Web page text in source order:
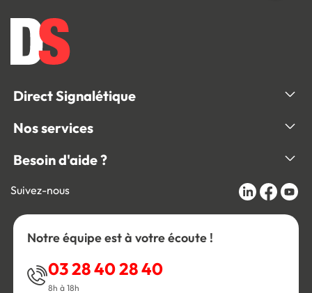
Direct Signalétique
Nos services
Besoin d'aide ?
Suivez-nous
Notre équipe est à votre écoute !
03 28 40 28 40
8h à 18h